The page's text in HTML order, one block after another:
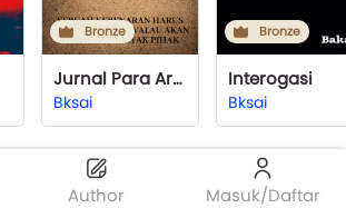
Author Masuk/Daftar
Bronze
Jurnal Para Arwah: ATMA
Bksai
Bronze
Interogasi
Bksai